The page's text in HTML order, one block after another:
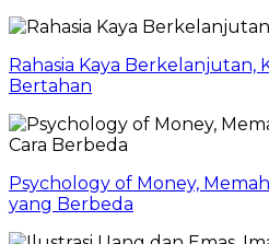
Rahasia Kaya Berkelanjutan,
Bertahan
Psychology of Money,
yang Berbeda